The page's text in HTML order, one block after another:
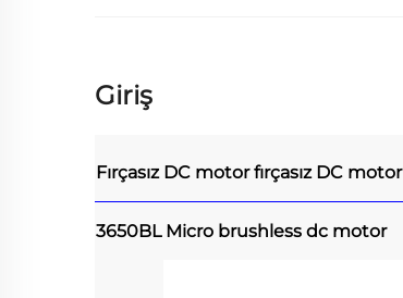
Giriş
Fırçasız DC motorfırçasız DC motor
3650BL Micro brushless dc motor